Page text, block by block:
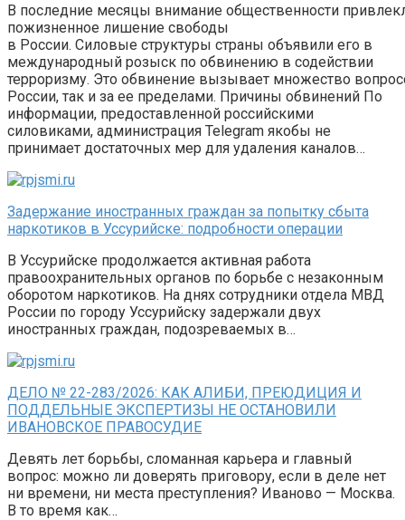
В последние месяцы внимание общественности
пожизненное лишение свободы
в России. Силовые структуры страны объявили его в
международный розыск по обвинению в содействии
терроризму. Это обвинение вызывает множество
России, так и за ее пределами. Причины обвинений По
информации, предоставленной российскими
силовиками, администрация Telegram якобы не
принимает достаточных мер для удаления каналов…
Задержание иностранных граждан за попытку сбыта
наркотиков в Уссурийске: подробности операции
В Уссурийске продолжается активная работа
правоохранительных органов по борьбе с незаконным
оборотом наркотиков. На днях сотрудники отдела МВД
России по городу Уссурийску задержали двух
иностранных граждан, подозреваемых в…
ДЕЛО № 22-283/2026: КАК АЛИБИ, ПРЕЮДИЦИЯ И
ПОДДЕЛЬНЫЕ ЭКСПЕРТИЗЫ НЕ ОСТАНОВИЛИ
ИВАНОВСКОЕ ПРАВОСУДИЕ
Девять лет борьбы, сломанная карьера и главный
вопрос: можно ли доверять приговору, если в деле нет
ни времени, ни места преступления? Иваново — Москва.
В то время как…